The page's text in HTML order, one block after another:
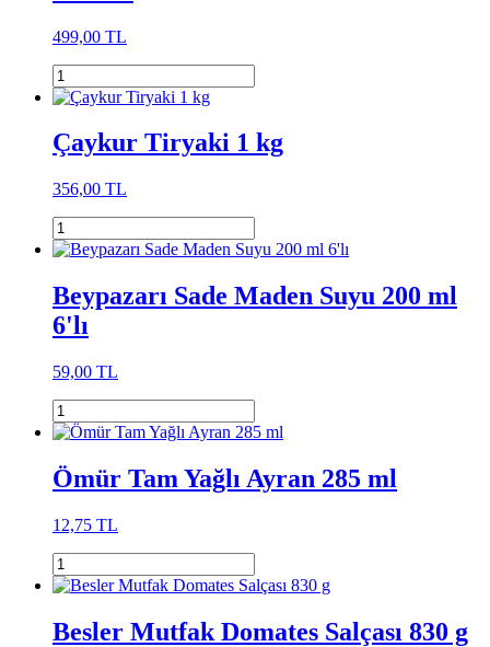
499,00 TL
Çaykur Tiryaki 1 kg
356,00 TL
Beypazarı Sade Maden Suyu 200 ml
6'lı
59,00 TL
Ömür Tam Yağlı Ayran 285 ml
12,75 TL
Besler Mutfak Domates Salçası 830 g